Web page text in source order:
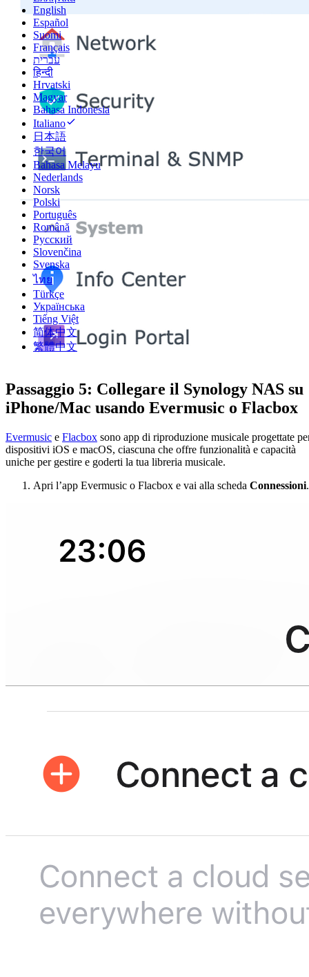
English
Español
Suomi
Français
עברית
हिन्दी
Hrvatski
Magyar
Bahasa Indonesia
Italiano
日本語
한국어
Bahasa Melayu
Nederlands
Norsk
Polski
Português
Română
Русский
Slovenčina
Svenska
ไทย
Türkçe
Українська
Tiếng Việt
简体中文
繁體中文
Passaggio 5: Collegare il Synology NAS su
iPhone/Mac usando Evermusic o Flacbox
Evermusic e Flacbox sono app di riproduzione musicale progettate
dispositivi iOS e macOS, ciascuna che offre funzionalità e capacità
uniche per gestire e goderti la tua libreria musicale.
Apri l’app Evermusic o Flacbox e vai alla scheda Connessioni.